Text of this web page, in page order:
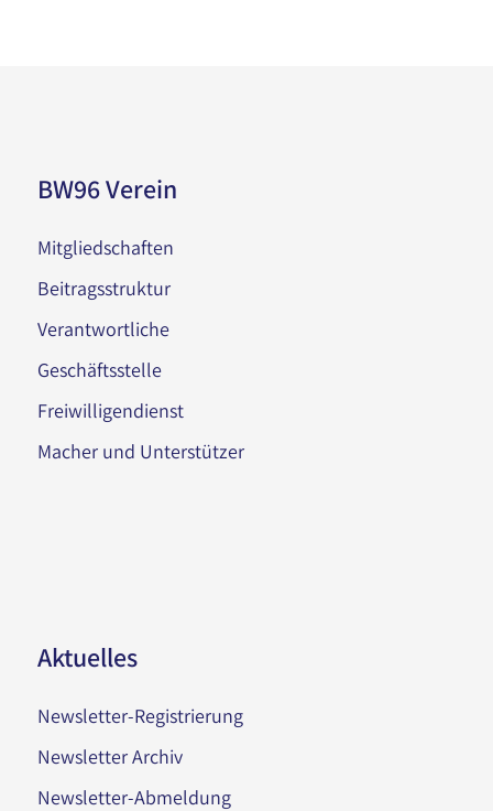
BW96 Verein
Mitgliedschaften
Beitragsstruktur
Verantwortliche
Geschäftsstelle
Freiwilligendienst
Macher und Unterstützer
Aktuelles
Newsletter-Registrierung
Newsletter Archiv
Newsletter-Abmeldung